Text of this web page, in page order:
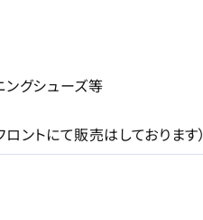
グシューズ等
ントにて販売はしております）